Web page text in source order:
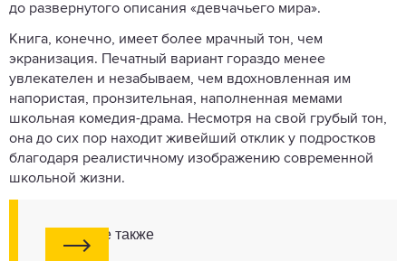
до развернутого описания «девчачьего мира».
Книга, конечно, имеет более мрачный тон, чем
экранизация. Печатный вариант гораздо менее
увлекателен и незабываем, чем вдохновленная им
напористая, пронзительная, наполненная мемами
школьная комедия-драма. Несмотря на свой грубый тон,
она до сих пор находит живейший отклик у подростков
благодаря реалистичному изображению современной
школьной жизни.
Смотрите также